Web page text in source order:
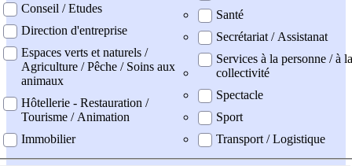
Conseil / Etudes
Direction d'entreprise
Espaces verts et naturels /
Agriculture / Pêche / Soins aux
animaux
Hôtellerie - Restauration /
Tourisme / Animation
Immobilier
Santé
Secrétariat / Assistanat
Services à la personne / à la
collectivité
Spectacle
Sport
Transport / Logistique